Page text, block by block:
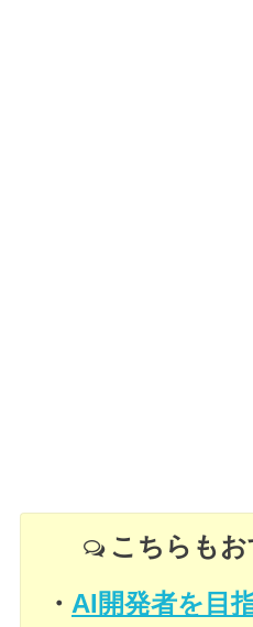
こちらも
・ AI開発者を目